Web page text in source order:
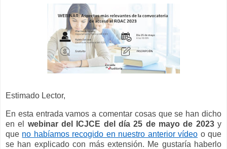
Estimado Lector,
En esta entrada vamos a comentar cosas que se han dicho
en el webinar del ICJCE del día 25 de mayo de 2023y
que no habíamos recogido en nuestro anterior vídeo o que
se han explicado con más extensión. Me gustaría haberlo